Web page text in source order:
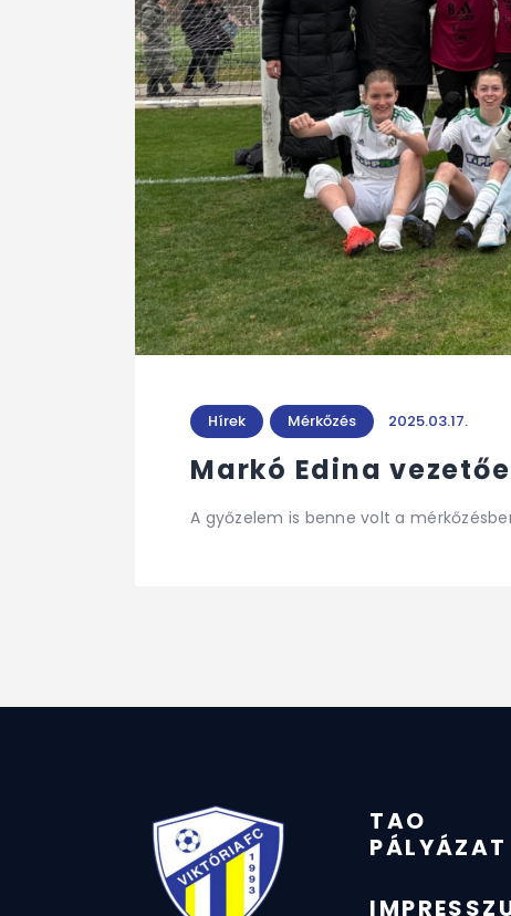
Hírek Mérkőzés 2025.03.17.
Markó Edina
A győzelem is benne volt a
TAO
PÁLYÁZAT